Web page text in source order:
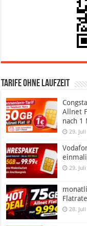
Tarife ohne Laufzeit
Allnet
nach 1
29.
29.
28.